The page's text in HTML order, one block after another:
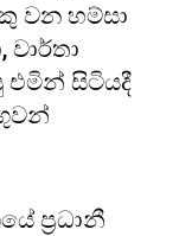
වන හම්සා
වාර්තා
සිටියදී
ප්‍රධානී